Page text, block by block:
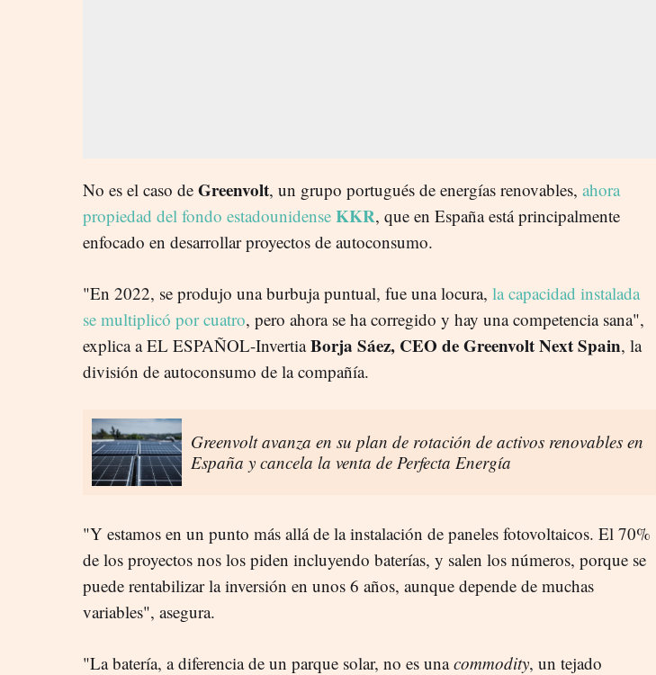
No es el caso de Greenvolt, un grupo portugués de energías renovables, ahora
propiedad del fondo estadounidense KKR, que en España está principalmente
enfocado en desarrollar proyectos de autoconsumo.
"En 2022, se produjo una burbuja puntual, fue una locura, la capacidad instalada
se multiplicó por cuatro, pero ahora se ha corregido y hay una competencia sana",
explica a EL ESPAÑOL-InvertiaBorja Sáez, CEO de Greenvolt NextSpain, la
división de autoconsumo de la compañía.
Greenvolt avanza en su plan de rotación de activos renovables en
España y cancela la venta de Perfecta Energía
"Y estamos en un punto más allá de la instalación de paneles fotovoltaicos. El 70%
de los proyectos nos los piden incluyendo baterías, y salen los números, porque se
puede rentabilizar la inversión en unos 6 años, aunque depende de muchas
variables", asegura.
"La batería, a diferencia de un parque solar, no es unacommodity, un tejado